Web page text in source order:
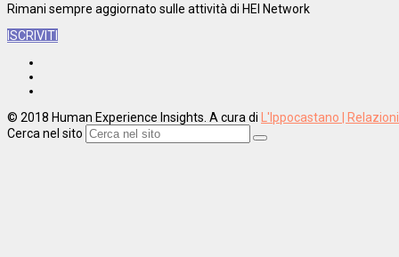
Rimani sempre aggiornato sulle attività di HEI Network
ISCRIVITI
© 2018 Human Experience Insights. A cura di
L'Ippocastano |
Cerca nel sito